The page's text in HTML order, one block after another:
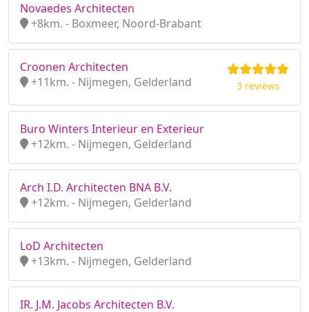
Novaedes Architecten
+8km. - Boxmeer, Noord-Brabant
Croonen Architecten
+11km. - Nijmegen, Gelderland
3 reviews
Buro Winters Interieur en Exterieur
+12km. - Nijmegen, Gelderland
Arch I.D. Architecten BNA B.V.
+12km. - Nijmegen, Gelderland
LoD Architecten
+13km. - Nijmegen, Gelderland
IR. J.M. Jacobs Architecten B.V.